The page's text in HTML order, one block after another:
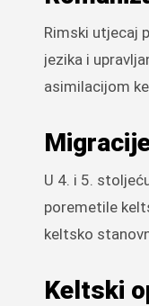
Rimski utjecaj
jezika i
asimilacijom
U 4. i 5.
poremetile
keltsko
Keltski